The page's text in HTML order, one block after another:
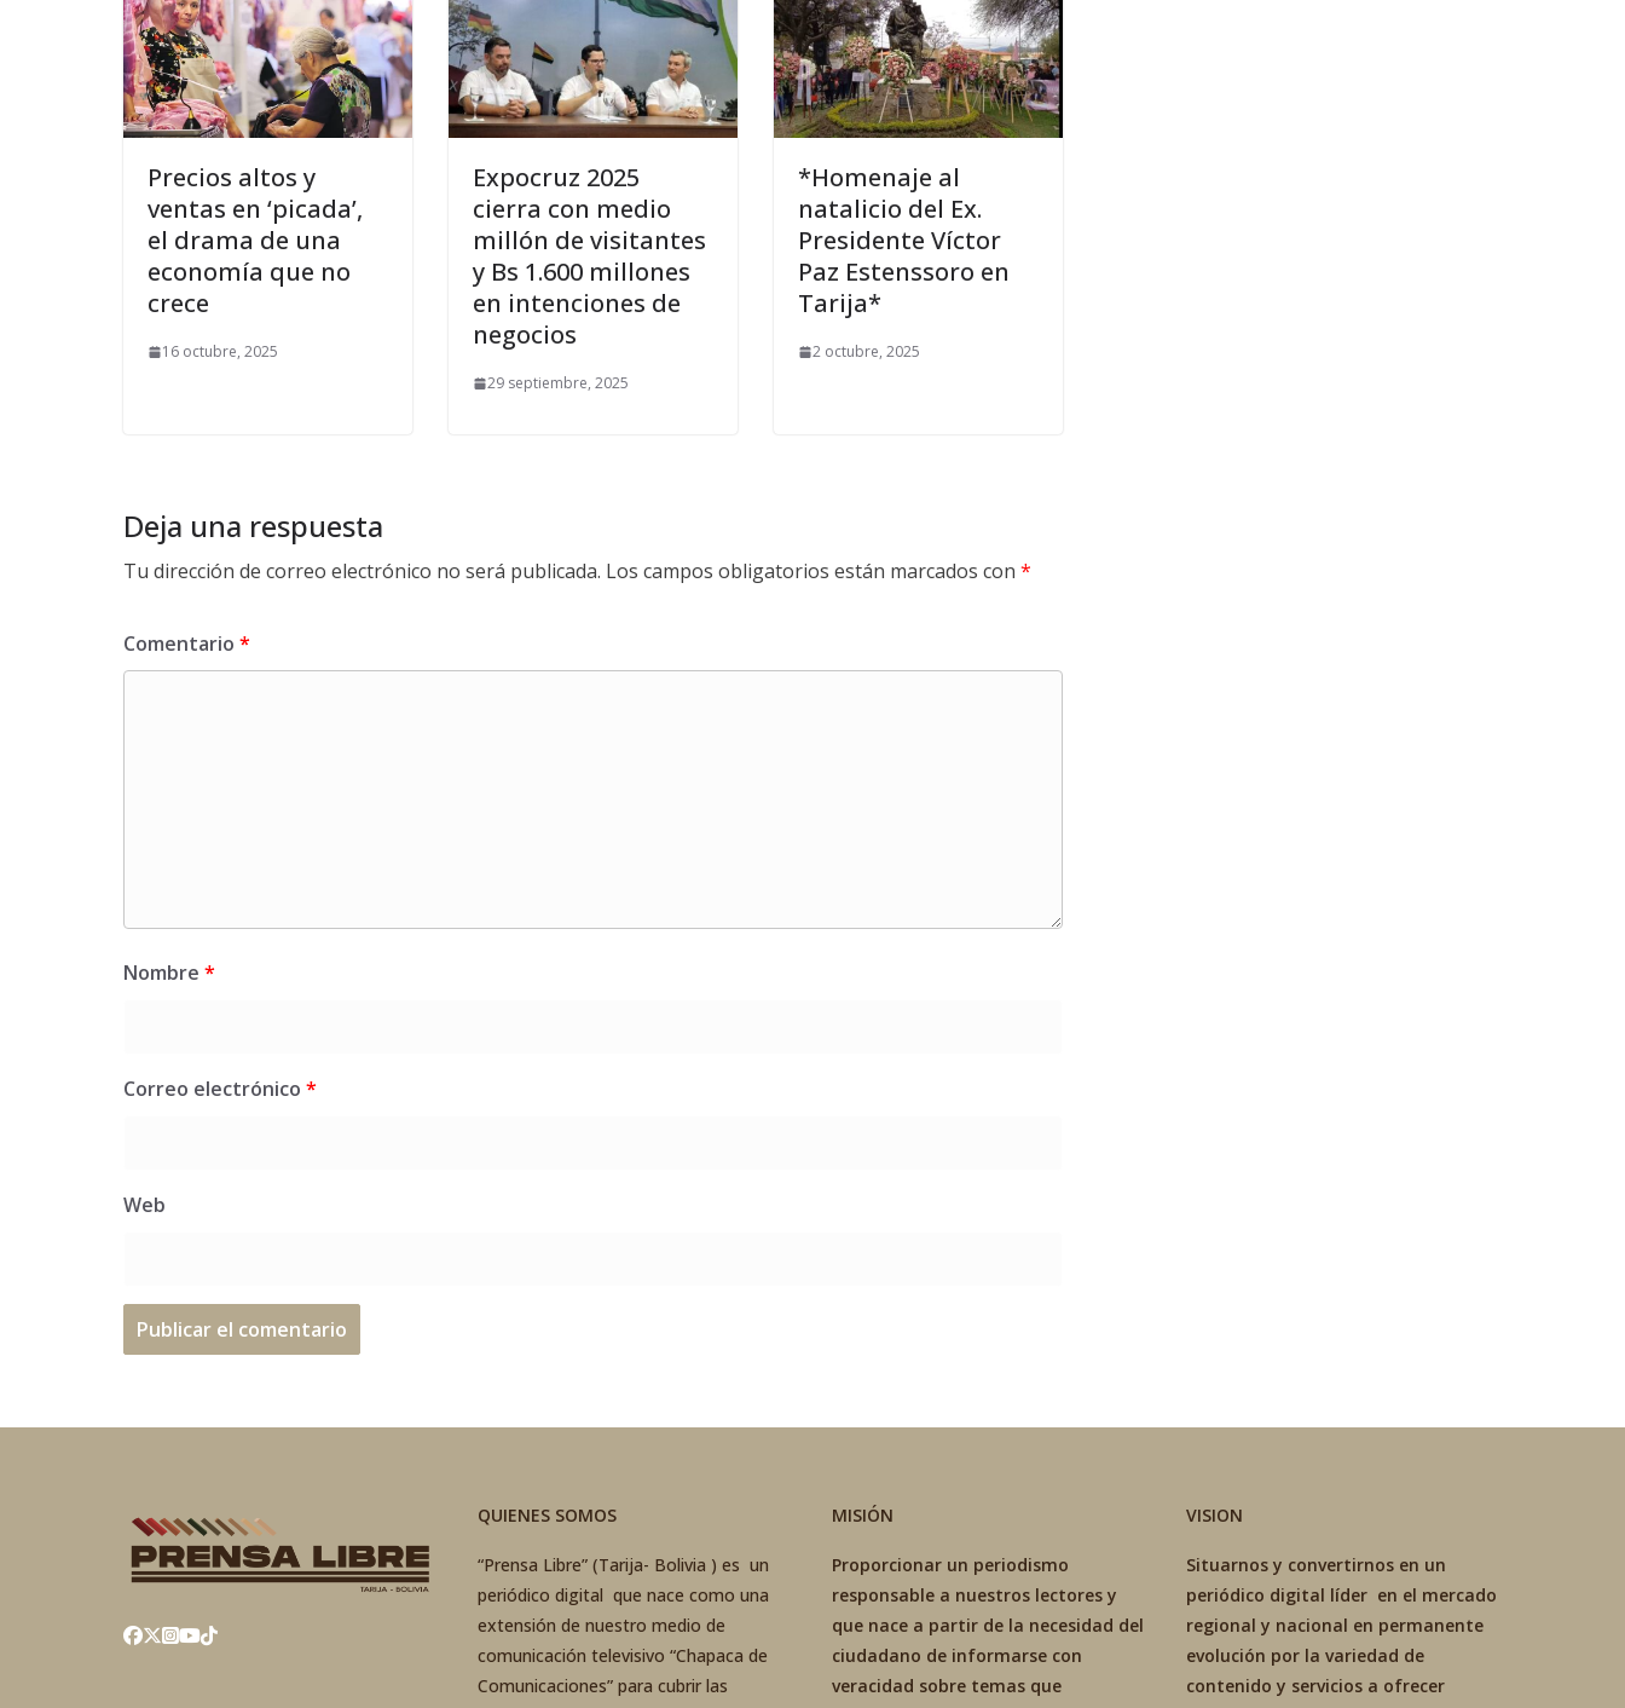
Precios altos y
ventas en ‘picada’,
el drama de una
economía que no
crece
16 octubre, 2025
Expocruz 2025
cierra con medio
millón de visitantes
y Bs 1.600 millones
en intenciones de
negocios
29 septiembre, 2025
*Homenaje al
natalicio del Ex.
Presidente Víctor
Paz Estenssoro en
Tarija*
2 octubre, 2025
Deja una respuesta
Tu dirección de correo electrónico no será publicada. Los campos obligatorios están marcados con *
Comentario *
Nombre *
Correo electrónico *
Web
QUIENES SOMOS
“Prensa Libre” (Tarija- Bolivia ) es un
periódico digital que nace como una
extensión de nuestro medio de
comunicación televisivo “Chapaca de
Comunicaciones” para cubrir las
MISIÓN
Proporcionar un periodismo
responsable a nuestros lectores y
que nace a partir de la necesidad del
ciudadano de informarse con
veracidad sobre temas que
VISION
Situarnos y convertirnos en un
periódico digital líder en el mercado
regional y nacional en permanente
evolución por la variedad de
contenido y servicios a ofrecer